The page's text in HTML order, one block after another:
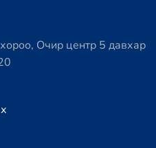
Очир центр 5 давхар